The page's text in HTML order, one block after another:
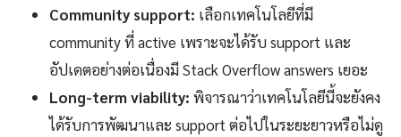
Community support: เลือกเทคโนโลยีที่มี
community ที่ active เพราะจะได้รับ support และ
อัปเดตอย่างต่อเนื่องมี Stack Overflow answers เยอะ
Long-term viability: พิจารณาว่าเทคโนโลยีนี้จะยังคง
ได้รับการพัฒนาและ support ต่อไปในระยะยาวหรือไม่ดู